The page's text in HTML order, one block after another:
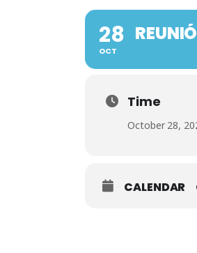
28
OCT
Time
October 28,
CALENDAR